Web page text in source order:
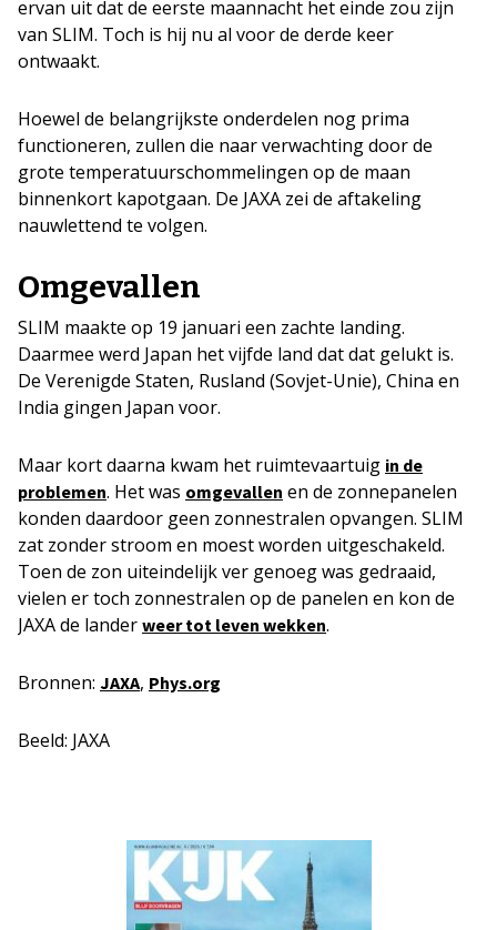
ervan uit dat de eerste maannacht het einde zou zijn
van SLIM. Toch is hij nu al voor de derde keer
ontwaakt.
Hoewel de belangrijkste onderdelen nog prima
functioneren, zullen die naar verwachting door de
grote temperatuurschommelingen op de maan
binnenkort kapotgaan. De JAXA zei de aftakeling
nauwlettend te volgen.
Omgevallen
SLIM maakte op 19 januari een zachte landing.
Daarmee werd Japan het vijfde land dat dat gelukt is.
De Verenigde Staten, Rusland (Sovjet-Unie), China en
India gingen Japan voor.
Maar kort daarna kwam het ruimtevaartuig in de
problemen. Het was omgevallen en de zonnepanelen
konden daardoor geen zonnestralen opvangen. SLIM
zat zonder stroom en moest worden uitgeschakeld.
Toen de zon uiteindelijk ver genoeg was gedraaid,
vielen er toch zonnestralen op de panelen en kon de
JAXA de lander weer tot leven wekken.
Bronnen: JAXA, Phys.org
Beeld: JAXA